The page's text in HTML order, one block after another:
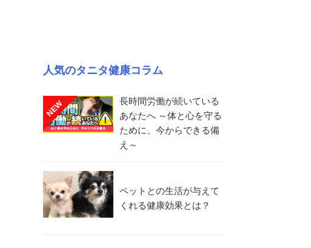
人気のタニタ健康コラム
NEW
長時間労働が続いている
あなたへ ～体と心を守る
ために、今からできる備
え～
ペットとの生活が与えて
くれる健康効果とは？